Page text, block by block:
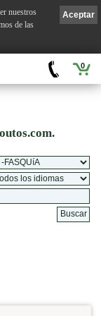
0
Aceptar
nuestros
de las